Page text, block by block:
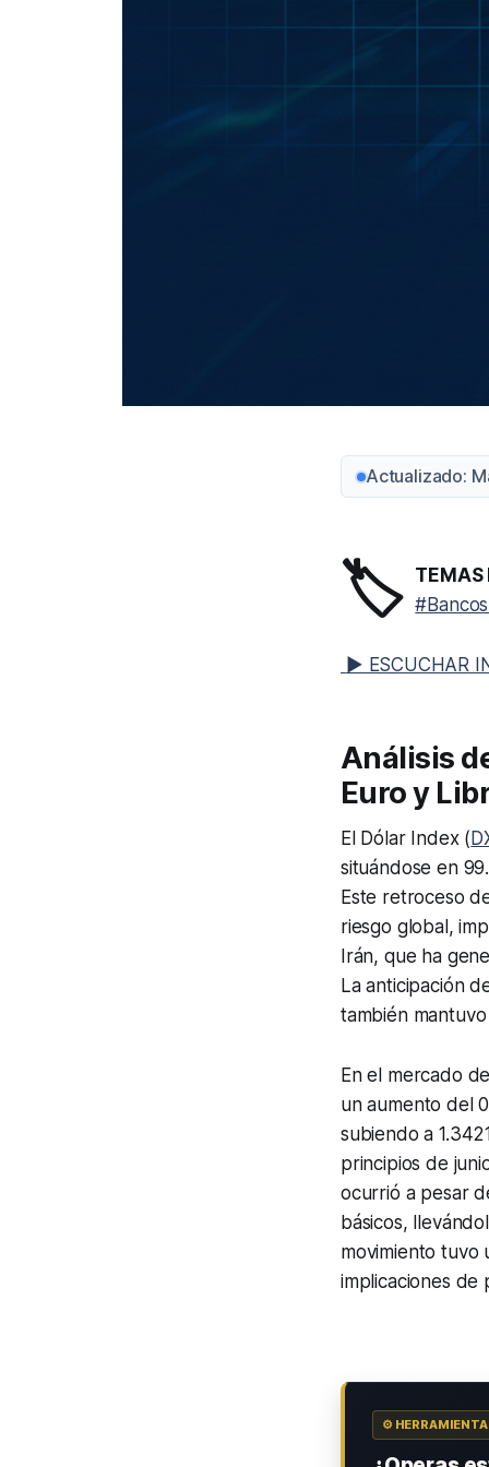
Actualizado:
🏷️ TEMAS
▶ ESCUCHAR
Análisis
Euro y
El Dólar Index (
situándose en
Este retroceso
riesgo global,
Irán, que ha
La anticipación
también
En el mercado
un aumento del
subiendo a
principios de
ocurrió a pesar
básicos,
movimiento tuvo
implicaciones
⚙️